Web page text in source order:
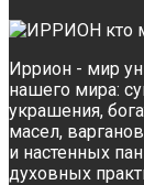
Иррион - мир
нашего мира:
украшения,
масел,
и настенных
духовных